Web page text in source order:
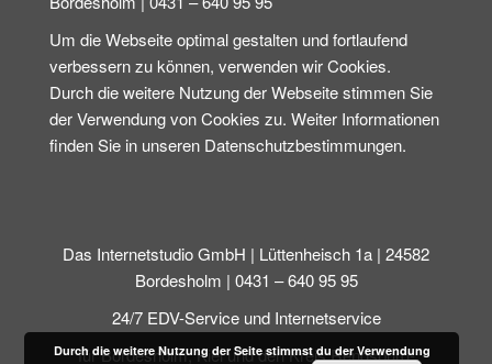
Um die Webseite optimal gestalten und fortlaufend
verbessern zu können, verwenden wir Cookies.
Durch die weitere Nutzung der Webseite stimmen Sie
der Verwendung von Cookies zu. Weiter Informationen
finden Sie in unseren Datenschutzbestimmungen.
Das Internetstudio GmbH | Lüttenheisch 1a | 24582
Bordesholm | 0431 – 640 95 95
24/7 EDV-Service und Internetservice
für Bordesholm, Kiel und den Kreis Rendsburg-
Durch die weitere Nutzung der Seite stimmst du der Verwendung